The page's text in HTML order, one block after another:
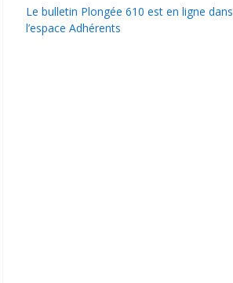
Le bulletin Plongée 610 est en ligne dans
l’espace Adhérents